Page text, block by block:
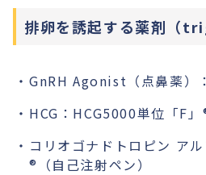
排卵を誘起する薬剤（
GnRH Agonist（点鼻薬）
HCG：HCG5000単位「F」
コリオゴナドトロピン ア
®︎（自己注射ペン）